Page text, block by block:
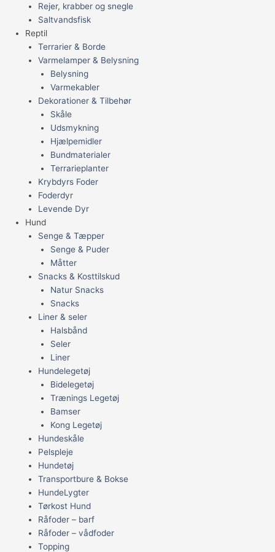
Rejer, krabber og snegle
Saltvandsfisk
Reptil
Terrarier & Borde
Varmelamper & Belysning
Belysning
Varmekabler
Dekorationer & Tilbehør
Skåle
Udsmykning
Hjælpemidler
Bundmaterialer
Terrarieplanter
Krybdyrs Foder
Foderdyr
Levende Dyr
Hund
Senge & Tæpper
Senge & Puder
Måtter
Snacks & Kosttilskud
Natur Snacks
Snacks
Liner & seler
Halsbånd
Seler
Liner
Hundelegetøj
Bidelegetøj
Trænings Legetøj
Bamser
Kong Legetøj
Hundeskåle
Pelspleje
Hundetøj
Transportbure & Bokse
HundeLygter
Tørkost Hund
Råfoder – barf
Råfoder – vådfoder
Topping